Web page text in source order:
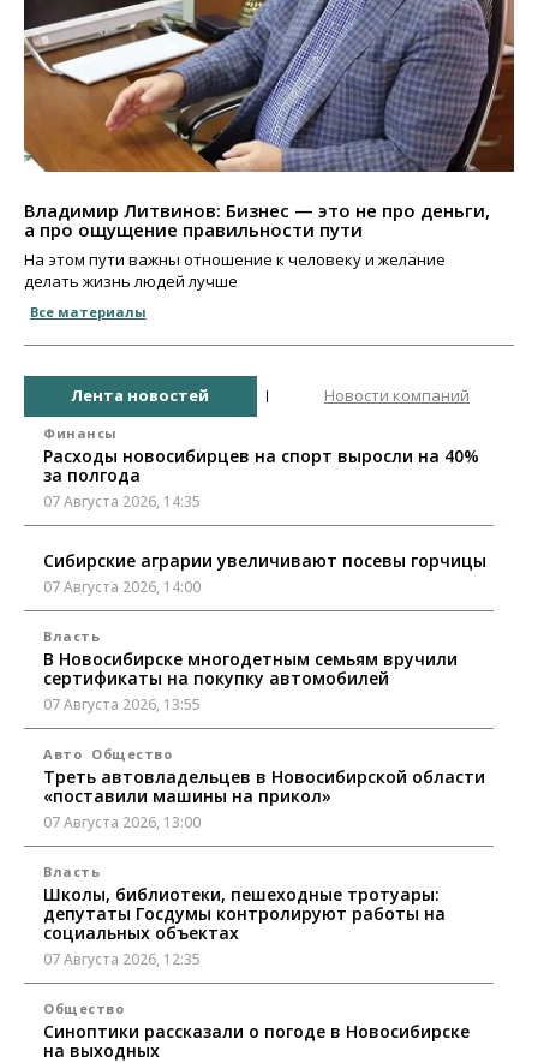
Владимир Литвинов: Бизнес — это не про деньги,
а про ощущение правильности пути
На этом пути важны отношение к человеку и желание
делать жизнь людей лучше
Все материалы
Лента новостей Новости компаний
Финансы
Расходы новосибирцев на спорт выросли на 40%
за полгода
07 Августа 2026, 14:35
Сибирские аграрии увеличивают посевы горчицы
07 Августа 2026, 14:00
Власть
В Новосибирске многодетным семьям вручили
сертификаты на покупку автомобилей
07 Августа 2026, 13:55
Авто Общество
Треть автовладельцев в Новосибирской области
«поставили машины на прикол»
07 Августа 2026, 13:00
Власть
Школы, библиотеки, пешеходные тротуары:
депутаты Госдумы контролируют работы на
социальных объектах
07 Августа 2026, 12:35
Общество
Синоптики рассказали о погоде в Новосибирске
на выходных